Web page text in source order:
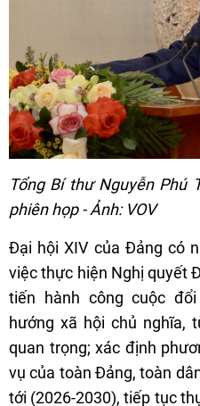
Tổng Bí thư Nguyễn Phú
phiên họp - Ảnh: VOV
Đại hội XIV của Đảng có
việc thực hiện Nghị quyết
tiến hành công cuộc
hướng xã hội chủ nghĩa,
quan trọng; xác định
vụ của toàn Đảng, toàn
tới (2026-2030), tiếp tục